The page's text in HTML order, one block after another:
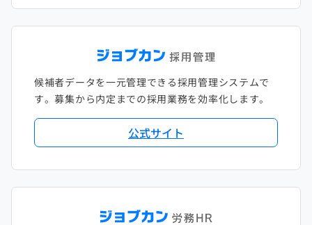
候補者データを一元管理できる採用管理システムで
す。募集から内定までの採用業務を効率化します。
公式サイト